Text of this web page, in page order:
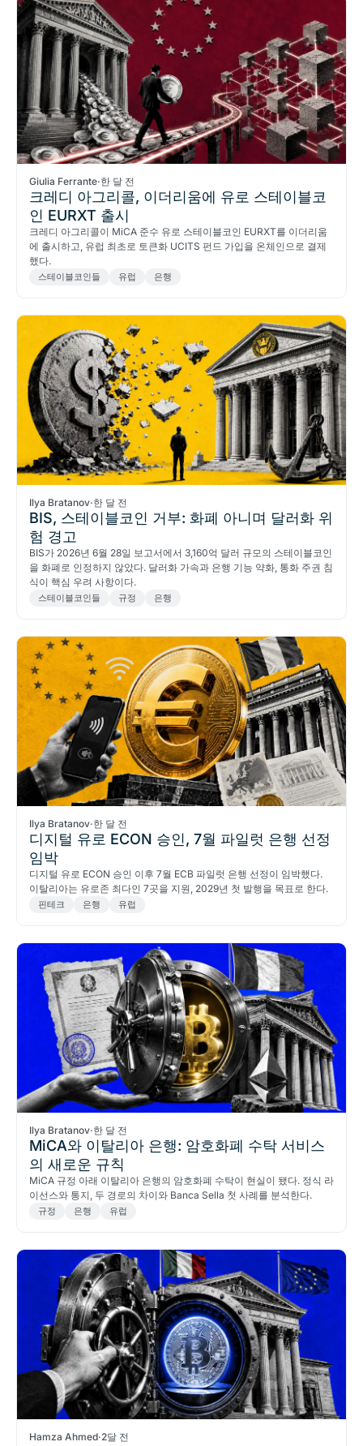
Giulia Ferrante·한 달 전
크레디 아그리콜, 이더리움에 유로 스테이블코
인 EURXT 출시
크레디 아그리콜이 MiCA 준수 유로 스테이블코인 EURXT를 이더리움
에 출시하고, 유럽 최초로 토큰화 UCITS 펀드 가입을 온체인으로 결제
했다.
스테이블코인들 유럽 은행
Ilya Bratanov·한 달 전
BIS, 스테이블코인 거부: 화폐 아니며 달러화 위
험 경고
BIS가 2026년 6월 28일 보고서에서 3,160억 달러 규모의 스테이블코인
을 화폐로 인정하지 않았다. 달러화 가속과 은행 기능 약화, 통화 주권 침
식이 핵심 우려 사항이다.
스테이블코인들 규정 은행
Ilya Bratanov·한 달 전
디지털 유로 ECON 승인, 7월 파일럿 은행 선정
임박
디지털 유로 ECON 승인 이후 7월 ECB 파일럿 은행 선정이 임박했다.
이탈리아는 유로존 최다인 7곳을 지원, 2029년 첫 발행을 목표로 한다.
핀테크 은행 유럽
Ilya Bratanov·한 달 전
MiCA와 이탈리아 은행: 암호화폐 수탁 서비스
의 새로운 규칙
MiCA 규정 아래 이탈리아 은행의 암호화폐 수탁이 현실이 됐다. 정식 라
이선스와 통지, 두 경로의 차이와 Banca Sella 첫 사례를 분석한다.
규정 은행 유럽
Hamza Ahmed·2달 전